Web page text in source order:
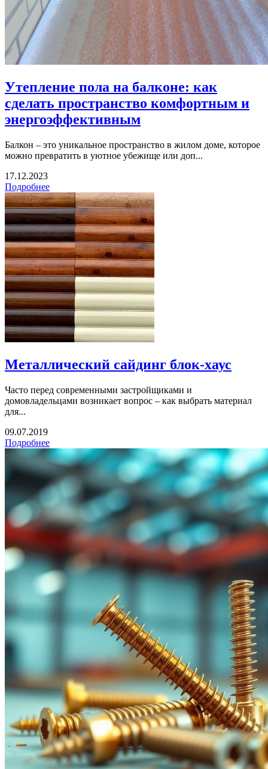
Утепление пола на балконе: как
сделать пространство комфортным и
энергоэффективным
Балкон – это уникальное пространство в жилом доме, которое
можно превратить в уютное убежище или доп...
17.12.2023
Подробнее
Металлический сайдинг блок-хаус
Часто перед современными застройщиками и
домовладельцами возникает вопрос – как выбрать материал
для...
09.07.2019
Подробнее